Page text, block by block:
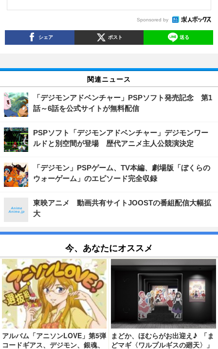
Sponsored by
シェア ポスト 送る
関連ニュース
「デジモンアドベンチャー」PSPソフト発売記念 第1
話～6話を公式サイトが無料配信
PSPソフト「デジモンアドベンチャー」デジモンワー
ルドと別空間が登場 歴代アニメ主人公競演決定
「デジモン」PSPゲーム、TV本編、劇場版「ぼくらの
ウォーゲーム」のエピソード完全収録
東映アニメ 動画共有サイトJOOSTの番組配信大幅拡
大
今、あなたにオススメ
アルバム「アニソンLOVE」第5弾
コードギアス、デジモン、銀魂、
まどか、ほむらがお出迎え♪ 「ま
どマギ〈ワルプルギスの廻天〉」